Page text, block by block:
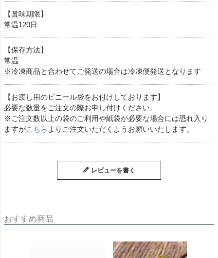
【賞味期限】
常温120日
【保存方法】
常温
※冷凍商品と合わせてご発送の場合は冷凍便発送となります
【お渡し用のビニール袋をお付けしております】
必要な数量をご注文の際お申し付けください。
※ご注文数以上の袋のご利用や紙袋が必要な場合には恐れ入り
ますがこちら よりご注文いただくようお願いいたします。
レビューを書く
おすすめ商品